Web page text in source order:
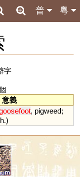
粵
普
字
意義
, pigweed;
.)